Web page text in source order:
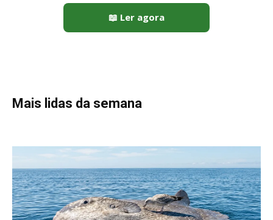
Peixe-lua emerge horizontalmente na superfície oceânica para
permitir que aves marinhas removam ectoparasitas